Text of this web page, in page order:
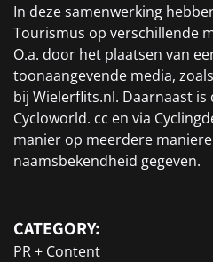
In deze samenwerking
Tourismus op verschillende
O.a. door het plaatsen van
toonaangevende media,
bij Wielerflits.nl. Daarnaast
Cycloworld. cc en via
manier op meerdere
naamsbekendheid gegeven.
CATEGORY:
PR + Content